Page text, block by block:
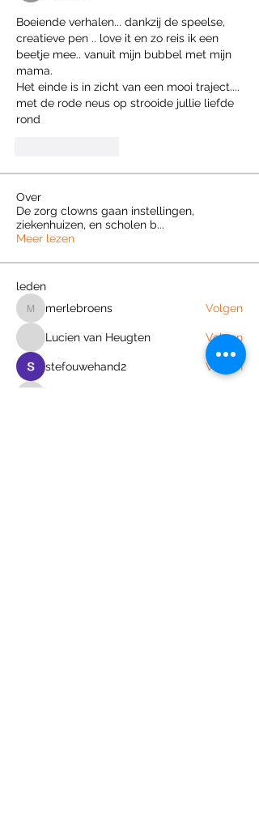
Boeiende verhalen... dankzij de speelse,
creatieve pen .. love it en zo reis ik een
beetje mee.. vanuit mijn bubbel met mijn
mama.
Het einde is in zicht van een mooi traject....
met de rode neus op strooide jullie liefde
rond
Over
De zorg clowns gaan instellingen,
ziekenhuizen, en scholen b...
Meer lezen
leden
merlebroens
merlebroens Volgen
Lucien van Heugten Volgen
stefouwehand2 Volgen